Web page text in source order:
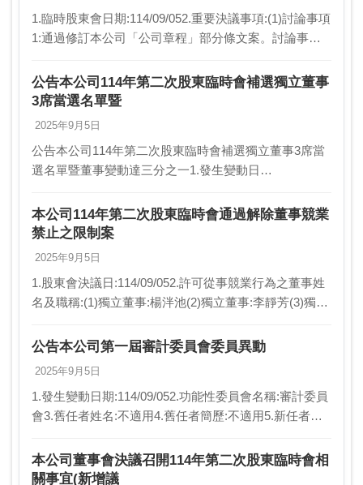
1.臨時股東會日期:114/09/052.重要決議事項:(1)討論事項
1:通過修訂本公司「公司章程」部分條文案。討論事項2:
案。(2)選舉事項:補選獨…
公告本公司114年第二次股東臨時會補選獨立董事
3席當選名單暨
2025年9月5日
公告本公司114年第二次股東臨時會補選獨立董事3席當
選名單暨董事變動達三分之一1.發生變動日
人監察人、獨立董事、自然人董事或自然人監察人…
本公司114年第二次股東臨時會通過解除董事競業
禁止之限制案
2025年9月5日
1.股東會決議日:114/09/052.許可從事競業行為之董事姓
名及職稱:(1)獨立董事:楊泮池(2)獨立董事:李靜芳(3)獨立
目:投資或經…
公告本公司第一屆審計委員會委員異動
2025年9月5日
1.發生變動日期:114/09/052.功能性委員會名稱:審計委員
會3.舊任者姓名:不適用4.舊任者簡歷:不適用5.新任者姓
新任者簡歷:獨立董…
本公司董事會決議召開114年第二次股東臨時會相
關事宜(新增議